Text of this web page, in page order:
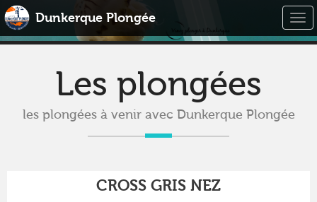
Dunkerque Plongée
Les plongées
les plongées à venir avec Dunkerque Plongée
CROSS GRIS NEZ